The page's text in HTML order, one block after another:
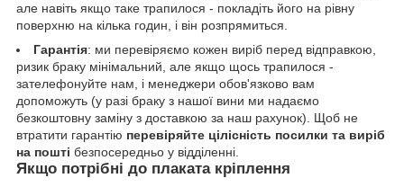
але навіть якщо таке трапилося - покладіть його на рівну
поверхню на кілька годин, і він розпрямиться.
Гарантія: ми перевіряємо кожен виріб перед відправкою,
ризик браку мінімальний, але якщо щось трапилося -
зателефонуйте нам, і менеджери обов'язково вам
допоможуть (у разі браку з нашої вини ми надаємо
безкоштовну заміну з доставкою за наш рахунок). Щоб не
втратити гарантію перевіряйте цілісність посилки та виріб
на пошті безпосередньо у відділенні.
Якщо потрібні до плаката кріплення